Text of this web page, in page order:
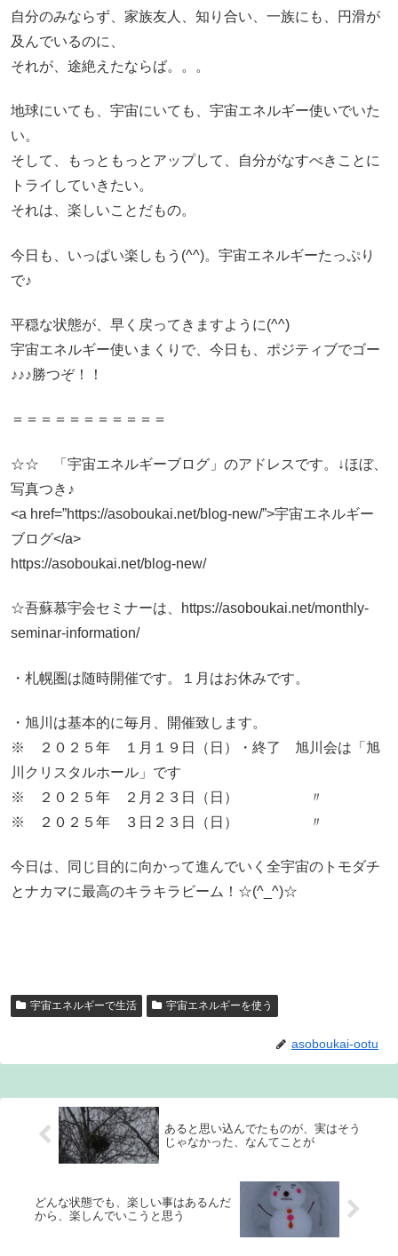
自分のみならず、家族友人、知り合い、一族にも、円滑が
及んでいるのに、
それが、途絶えたならば。。。
地球にいても、宇宙にいても、宇宙エネルギー使いでいた
い。
そして、もっともっとアップして、自分がなすべきことに
トライしていきたい。
それは、楽しいことだもの。
今日も、いっぱい楽しもう(^^)。宇宙エネルギーたっぷり
で♪
平穏な状態が、早く戻ってきますように(^^)
宇宙エネルギー使いまくりで、今日も、ポジティブでゴー
♪♪♪勝つぞ！！
＝＝＝＝＝＝＝＝＝＝＝
☆☆ 「宇宙エネルギーブログ」のアドレスです。↓ほぼ、
写真つき♪
<a href=”https://asoboukai.net/blog-new/”>宇宙エネルギー
ブログ</a>
https://asoboukai.net/blog-new/
☆吾蘇慕宇会セミナーは、https://asoboukai.net/monthly-
seminar-information/
・札幌圏は随時開催です。１月はお休みです。
・旭川は基本的に毎月、開催致します。
※ ２０２５年 １月１９日（日）・終了 旭川会は「旭
川クリスタルホール」です
※ ２０２５年 ２月２３日（日） 〃
※ ２０２５年 ３日２３日（日） 〃
今日は、同じ目的に向かって進んでいく全宇宙のトモダチ
とナカマに最高のキラキラビーム！☆(^_^)☆
宇宙エネルギーで生活 宇宙エネルギーを使う
asoboukai-ootu
あると思い込んでたものが、実はそう
じゃなかった、なんてことが
どんな状態でも、楽しい事はあるんだ
から、楽しんでいこうと思う